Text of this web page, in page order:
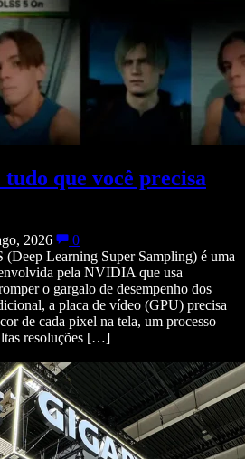
que você precisa
2026
0
Learning Super Sampling) é uma
pela NVIDIA que usa
o gargalo de desempenho dos
a placa de vídeo (GPU) precisa
de cada pixel na tela, um processo
resoluções […]